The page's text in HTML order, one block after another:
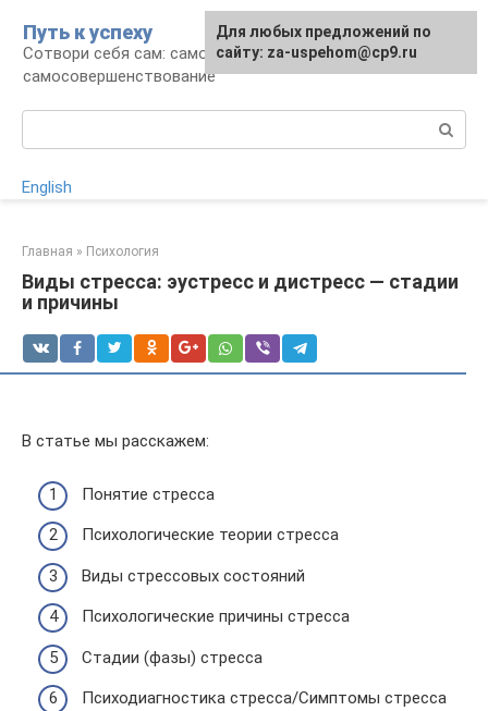
контенту
Путь к успеху
Сотвори себя сам: саморазвитие и
самосовершенствование
English
Главная » Психология
Виды стресса: эустресс и дистресс — стадии
и причины
В статье мы расскажем:
Понятие стресса
Психологические теории стресса
Виды стрессовых состояний
Психологические причины стресса
Стадии (фазы) стресса
Психодиагностика стресса/Симптомы стресса
Для любых предложений по
сайту: za-uspehom@cp9.ru